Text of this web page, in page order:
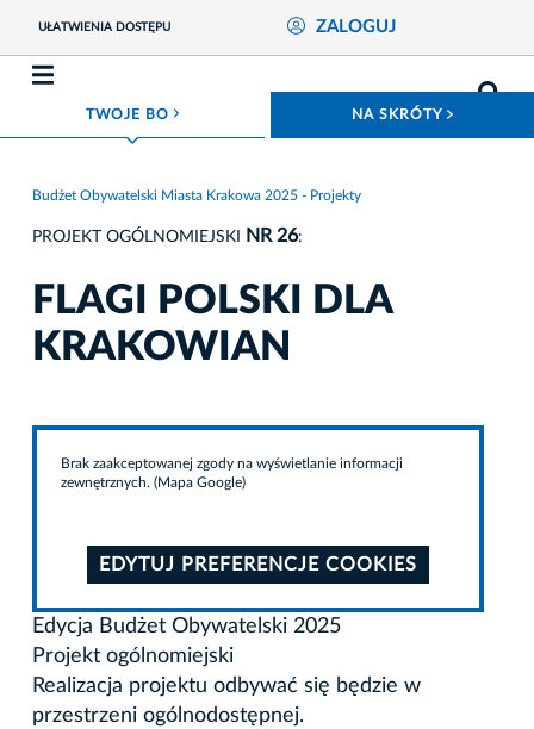
UŁATWIENIA DOSTĘPU ZALOGUJ
TWOJE BO ROZWIŃ MENU NA SKRÓTY
Budżet Obywatelski Miasta Krakowa 2025 - Projekty
PROJEKT OGÓLNOMIEJSKI NR 26:
FLAGI POLSKI DLA
KRAKOWIAN
Brak zaakceptowanej zgody na wyświetlanie informacji
zewnętrznych. (Mapa Google)
EDYTUJ PREFERENCJE COOKIES
Edycja Budżet Obywatelski 2025
Projekt ogólnomiejski
Realizacja projektu odbywać się będzie w
przestrzeni ogólnodostępnej.